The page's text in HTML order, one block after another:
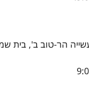
התעשייה הר-טוב ב',